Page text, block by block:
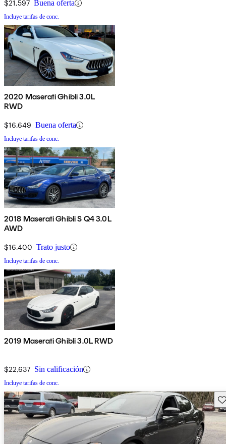
$21,597 Buena oferta
Incluye tarifas de conc.
2020 Maserati Ghibli 3.0L
RWD
$16,649 Buena oferta
Incluye tarifas de conc.
2018 Maserati Ghibli S Q4 3.0L
AWD
$16,400 Trato justo
Incluye tarifas de conc.
2019 Maserati Ghibli 3.0L RWD
$22,637 Sin calificación
Incluye tarifas de conc.